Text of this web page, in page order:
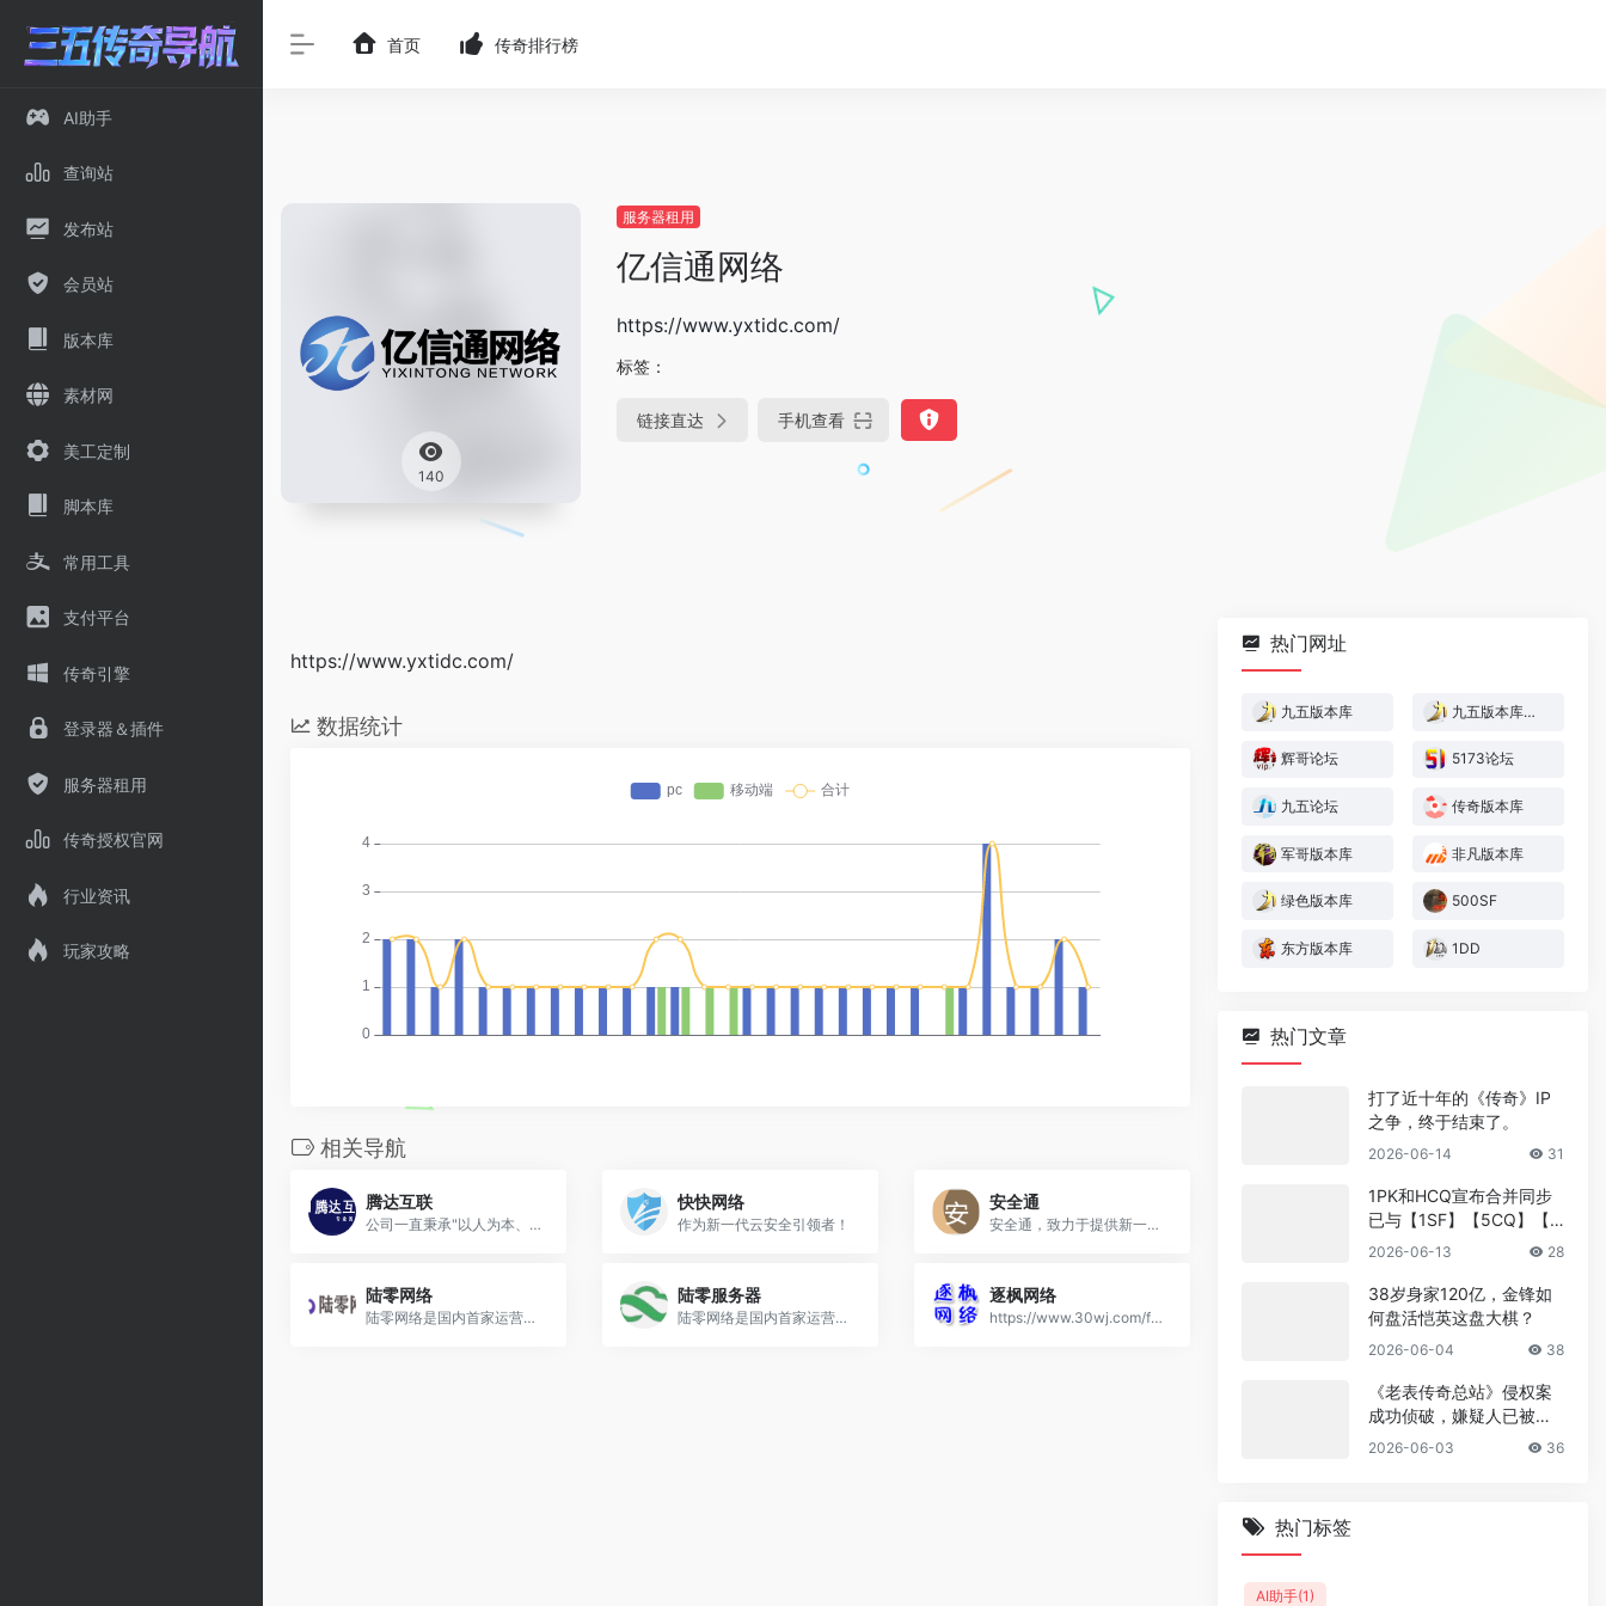
AI助手
查询站
发布站
会员站
版本库
素材网
美工定制
脚本库
常用工具
支付平台
传奇引擎
登录器＆插件
服务器租用
传奇授权官网
行业资讯
玩家攻略
首页 传奇排行榜
140
服务器租用
亿信通网络
https://www.yxtidc.com/
标签：
链接直达 手机查看
https://www.yxtidc.com/
数据统计
相关导航
腾达互联
公司一直秉承"以人为本、客户为尊、永续创新"的价值观， 坚持"以微笑收获友善， 以尊重收获理解，以责任收获支持，
快快网络
作为新一代云安全引领者！
安全通
安全通，致力于提供新一代的安全产品和服务的创新企业！
陆零网络
陆零网络是国内首家运营BGP多线游戏高防服务器、香港vps、美国vps、云主机、免备案空间、网站服务
陆零服务器
陆零网络是国内首家运营BGP多线游戏高防服务器
逐枫网络
https://www.30wj.com/fwq/
热门网址
九五版本库 九五版本库纯净版
辉哥论坛 5173论坛
九五论坛 传奇版本库
军哥版本库 非凡版本库
绿色版本库 500SF
东方版本库 1DD
热门文章
打了近十年的《传奇》IP
之争，终于结束了。
2026-06-14 31
1PK和HCQ宣布合并同步
已与【1SF】【5CQ】【1
GM】【CCQ】【500sf】
利政策
2026-06-13 28
38岁身家120亿，金锋如
何盘活恺英这盘大棋？
2026-06-04 38
《老表传奇总站》侵权案
成功侦破，嫌疑人已被抓
捕
2026-06-03 36
热门标签
AI助手(1)